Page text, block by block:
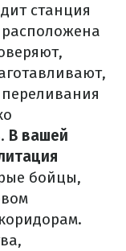
станция
В вашей
бойцы,